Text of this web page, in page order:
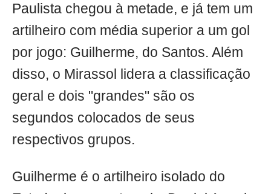
Paulista chegou à metade, e já tem um
artilheiro com média superior a um gol
por jogo: Guilherme, do Santos. Além
disso, o Mirassol lidera a classificação
geral e dois "grandes" são os
segundos colocados de seus
respectivos grupos.
Guilherme é o artilheiro isolado do